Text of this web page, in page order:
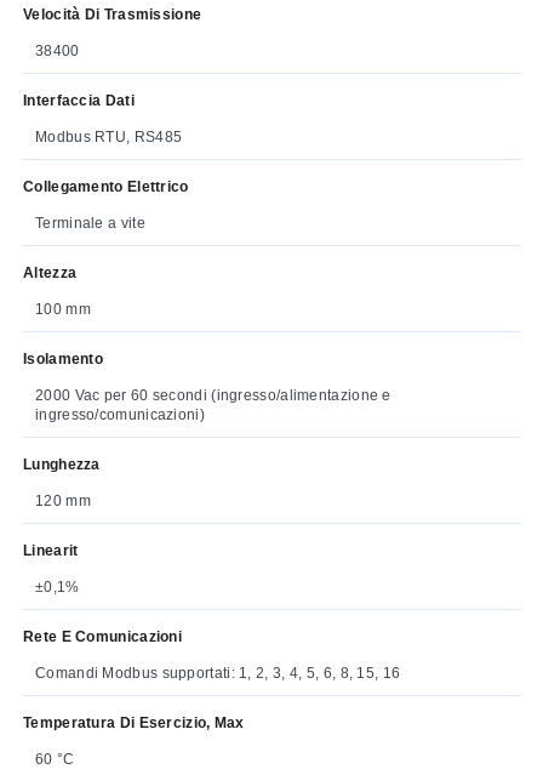
Velocità Di Trasmissione
38400
Interfaccia Dati
Modbus RTU, RS485
Collegamento Elettrico
Terminale a vite
Altezza
100 mm
Isolamento
2000 Vac per 60 secondi (ingresso/alimentazione e
ingresso/comunicazioni)
Lunghezza
120 mm
Linearit
±0,1%
Rete E Comunicazioni
Comandi Modbus supportati: 1, 2, 3, 4, 5, 6, 8, 15, 16
Temperatura Di Esercizio, Max
60 °C